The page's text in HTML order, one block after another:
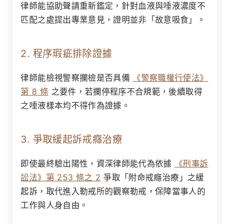
律師能協助聲請重新鑑定，針對血液與唾液濃度不
匹配之處提出專業意見，證明並非「故意吸食」。
2. 程序瑕疵排除證據
律師能檢視警察攔檢是否具備
《警察職權行使法》
第 8 條 之要件，若攔停程序不合規範，後續取得
之唾液樣本均不得作為證據。
3. 爭取緩起訴戒癮治療
即使最終驗出陽性，資深律師能代為依據
《刑事訴
訟法》第 253 條之 2 爭取「附命戒癮治療」之緩
起訴，取代進入勒戒所的觀察勒戒，保障當事人的
工作與人身自由。